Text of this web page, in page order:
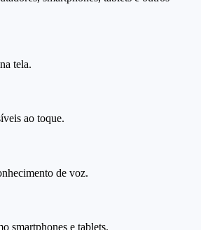
tela.
ao toque.
de voz.
smartphones e tablets.